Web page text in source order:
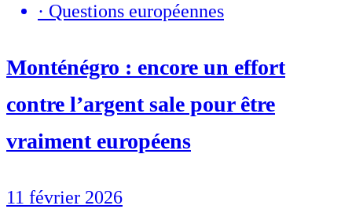
· Questions européennes
Monténégro : encore un effort
contre l’argent sale pour être
vraiment européens
11 février 2026